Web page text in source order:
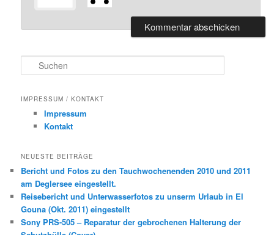
u
h
IMPRESSUM / KONTAKT
Impressum
Kontakt
NEUESTE BEITRÄGE
Bericht und Fotos zu den Tauchwochenenden 2010 und 2011
am Deglersee eingestellt.
Reisebericht und Unterwasserfotos zu unserm Urlaub in El
Gouna (Okt. 2011) eingestellt
Sony PRS-505 – Reparatur der gebrochenen Halterung der